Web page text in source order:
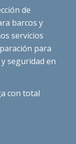
de
barcos y
servicios
para
seguridad en
con total